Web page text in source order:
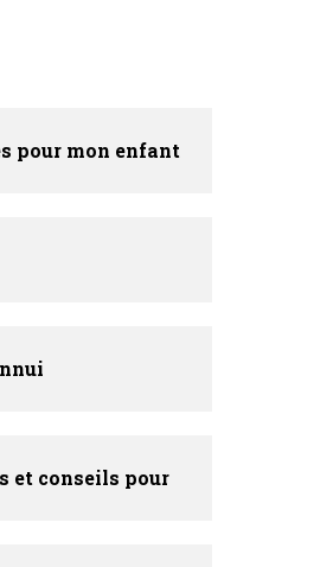
pour mon enfant
et conseils pour